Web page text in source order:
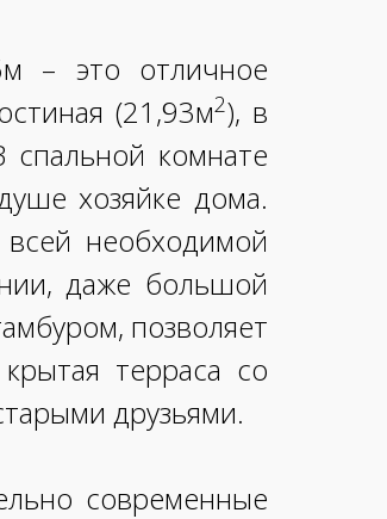
– это отличное
(21,93м2), в
комнате
хозяйке дома.
необходимой
даже большой
позволяет
терраса со
друзьями.
современные